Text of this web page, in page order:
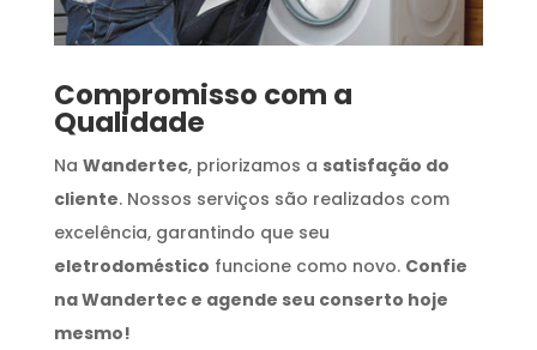
Compromisso com a
Qualidade
Na Wandertec, priorizamos a satisfação do
cliente. Nossos serviços são realizados com
excelência, garantindo que seu
eletrodoméstico funcione como novo. Confie
na Wandertec e agende seu conserto hoje
mesmo!